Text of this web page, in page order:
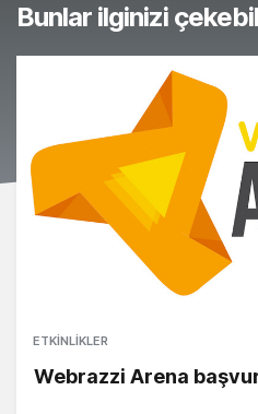
Bunlar ilginizi
ETKINLIKLER
Webrazzi Arena